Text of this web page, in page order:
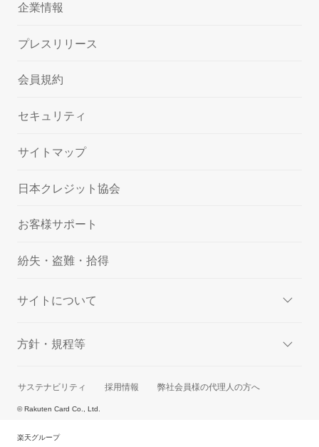
企業情報
プレスリリース
会員規約
セキュリティ
サイトマップ
日本クレジット協会
お客様サポート
紛失・盗難・拾得
サイトについて
方針・規程等
サステナビリティ 採用情報 弊社会員様の代理人の方へ
© Rakuten Card Co., Ltd.
楽天グループ